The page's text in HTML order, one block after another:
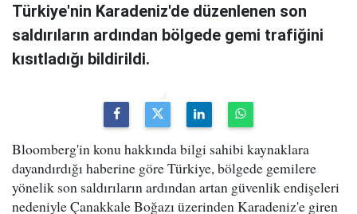
Türkiye'nin Karadeniz'de düzenlenen son
saldırıların ardından bölgede gemi trafiğini
kısıtladığı bildirildi.
Bloomberg'in konu hakkında bilgi sahibi kaynaklara
dayandırdığı haberine göre Türkiye, bölgede gemilere
yönelik son saldırıların ardından artan güvenlik endişeleri
nedeniyle Çanakkale Boğazı üzerinden Karadeniz'e giren